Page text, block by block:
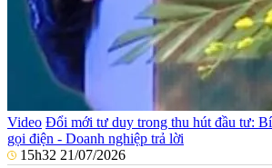
Video Đổi mới tư duy trong thu hút đầu tư:
gọi điện - Doanh nghiệp trả lời
15h32 21/07/2026